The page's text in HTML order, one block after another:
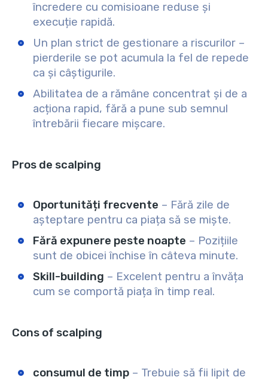
încredere cu comisioane reduse și
execuție rapidă.
Un plan strict de gestionare a riscurilor –
pierderile se pot acumula la fel de repede
ca și câștigurile.
Abilitatea de a rămâne concentrat și de a
acționa rapid, fără a pune sub semnul
întrebării fiecare mișcare.
Pros de scalping
Oportunități frecvente – Fără zile de
așteptare pentru ca piața să se miște.
Fără expunere peste noapte – Pozițiile
sunt de obicei închise în câteva minute.
Skill-building – Excelent pentru a învăța
cum se comportă piața în timp real.
Cons of scalping
consumul de timp – Trebuie să fii lipit de